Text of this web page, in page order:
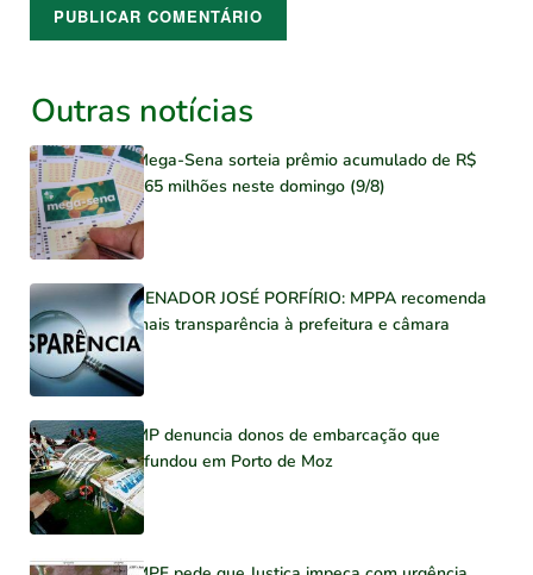
Outras notícias
Mega-Sena sorteia prêmio acumulado de R$
165 milhões neste domingo (9/8)
SENADOR JOSÉ PORFÍRIO: MPPA recomenda
mais transparência à prefeitura e câmara
MP denuncia donos de embarcação que
afundou em Porto de Moz